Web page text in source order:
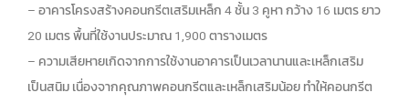
– อาคารโครงสร้างคอนกรีตเสริมเหล็ก 4 ชั้น 3 คูหา กว้าง 16 เมตร ยาว
20 เมตร พื้นที่ใช้งานประมาณ 1,900 ตารางเมตร
– ความเสียหายเกิดจากการใช้งานอาคารเป็นเวลานานและเหล็กเสริม
เป็นสนิม เนื่องจากคุณภาพคอนกรีตและเหล็กเสริมน้อย ทำให้คอนกรีต